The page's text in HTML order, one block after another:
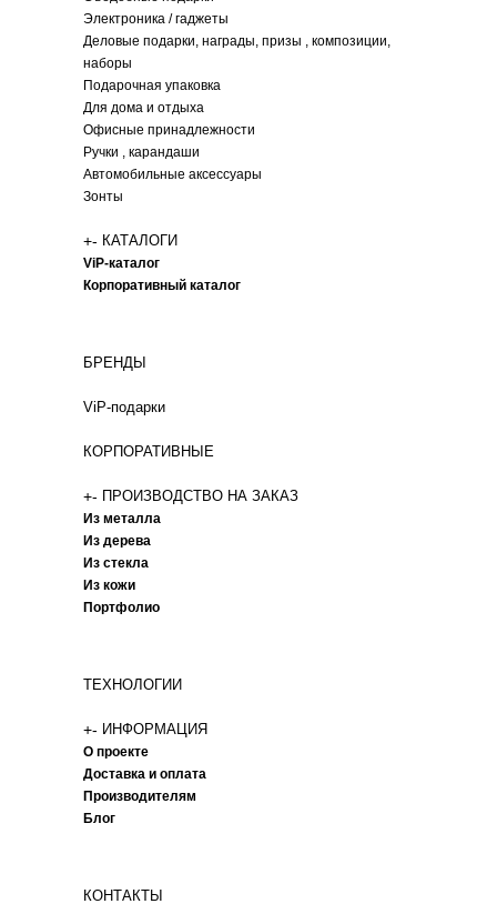
Электроника / гаджеты
Деловые подарки, награды, призы , композиции,
наборы
Подарочная упаковка
Для дома и отдыха
Офисные принадлежности
Ручки , карандаши
Автомобильные аксессуары
Зонты
+- КАТАЛОГИ
ViP-каталог
Корпоративный каталог
БРЕНДЫ
ViP-подарки
КОРПОРАТИВНЫЕ
+- ПРОИЗВОДСТВО НА ЗАКАЗ
Из металла
Из дерева
Из стекла
Из кожи
Портфолио
ТЕХНОЛОГИИ
+- ИНФОРМАЦИЯ
О проекте
Доставка и оплата
Производителям
Блог
КОНТАКТЫ